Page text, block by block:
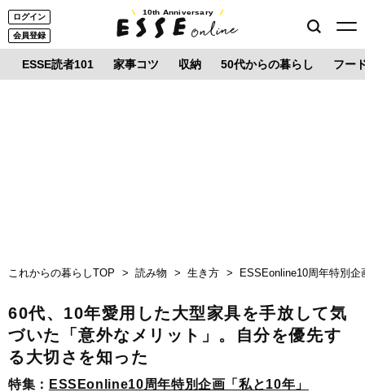
ログイン
会員登録
10th Anniversary
ESSE読者101 家事コツ 収納 50代からの暮らし フー
これからの暮らしTOP 読み物 生き方 ESSEonline10周年特別企
60代、10年愛用した大型家具を手放して気
づいた「意外なメリット」。自分を優先す
る大切さを知った
特集： ESSEonline10周年特別企画「私と10年」